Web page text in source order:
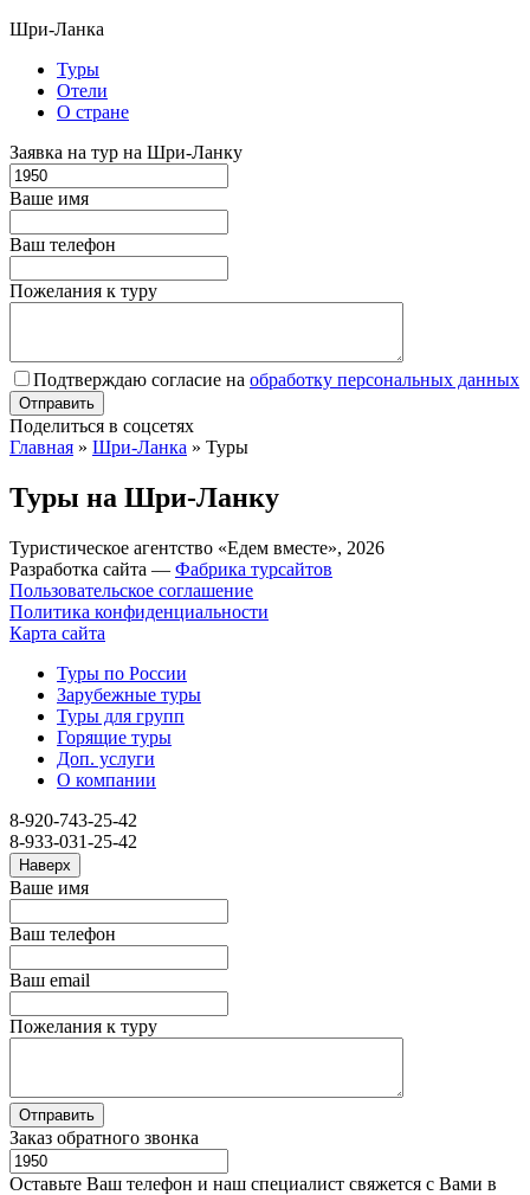
Шри-Ланка
Туры
Отели
О стране
Заявка на тур на Шри-Ланку
Ваше имя
Ваш телефон
Пожелания к туру
Подтверждаю согласие на обработку персональных данных
Поделиться в соцсетях
Главная » Шри-Ланка » Туры
Туры на Шри-Ланку
Туристическое агентство «Едем вместе», 2026
Разработка сайта — Фабрика турсайтов
Пользовательское соглашение
Политика конфиденциальности
Карта сайта
Туры по России
Зарубежные туры
Туры для групп
Горящие туры
Доп. услуги
О компании
8-920-743-25-42
8-933-031-25-42
Наверх
Ваше имя
Ваш телефон
Ваш email
Пожелания к туру
Заказ обратного звонка
Оставьте Ваш телефон и наш специалист свяжется с Вами в